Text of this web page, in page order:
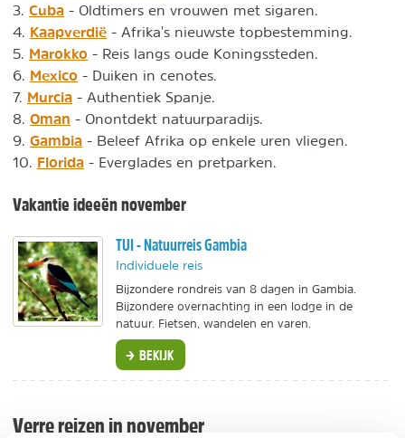
3. Cuba - Oldtimers en vrouwen met sigaren.
4. Kaapverdië - Afrika's nieuwste topbestemming.
5. Marokko - Reis langs oude Koningssteden.
6. Mexico - Duiken in cenotes.
7. Murcia - Authentiek Spanje.
8. Oman - Onontdekt natuurparadijs.
9. Gambia - Beleef Afrika op enkele uren vliegen.
10. Florida - Everglades en pretparken.
Vakantie ideeën november
TUI - Natuurreis Gambia
Individuele reis
Bijzondere rondreis van 8 dagen in Gambia.
Bijzondere overnachting in een lodge in de
natuur. Fietsen, wandelen en varen.
BEKIJK
Verre reizen in november